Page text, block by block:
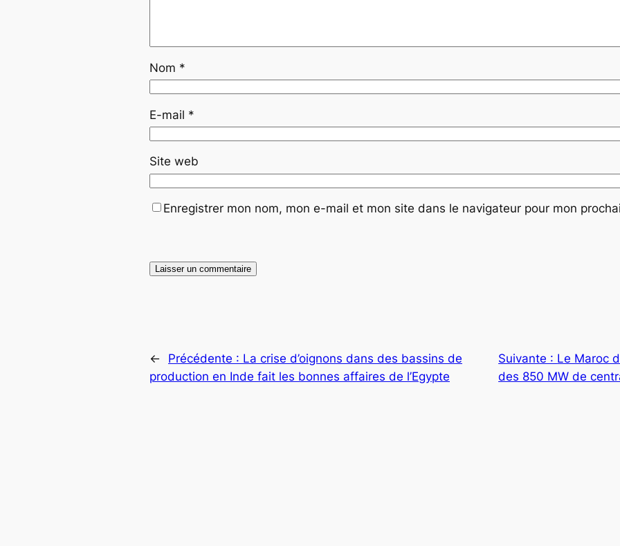
Nom *
E-mail *
Site web
Enregistrer mon nom, mon e-mail et mon site dans le navigateur pour mon
← Précédente : La crise d’oignons dans des bassins de
production en Inde fait les bonnes affaires de l’Egypte
Suivante : Le Maroc
des 850 MW de